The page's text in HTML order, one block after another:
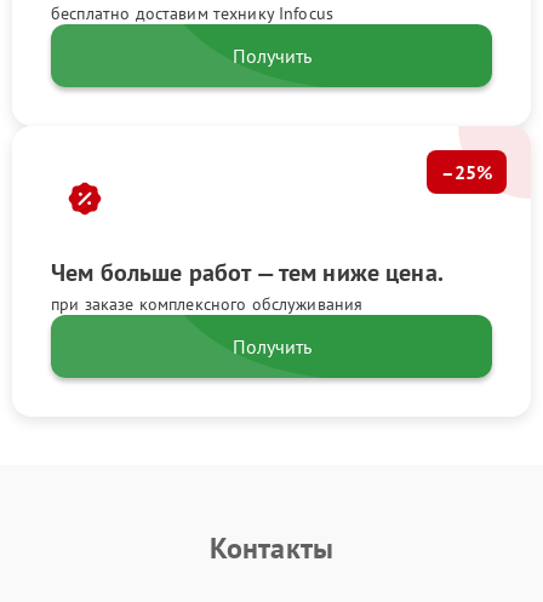
бесплатно доставим технику Infocus
Получить
Чем больше работ — тем ниже цена.
при заказе комплексного обслуживания
–25%
Получить
Контакты